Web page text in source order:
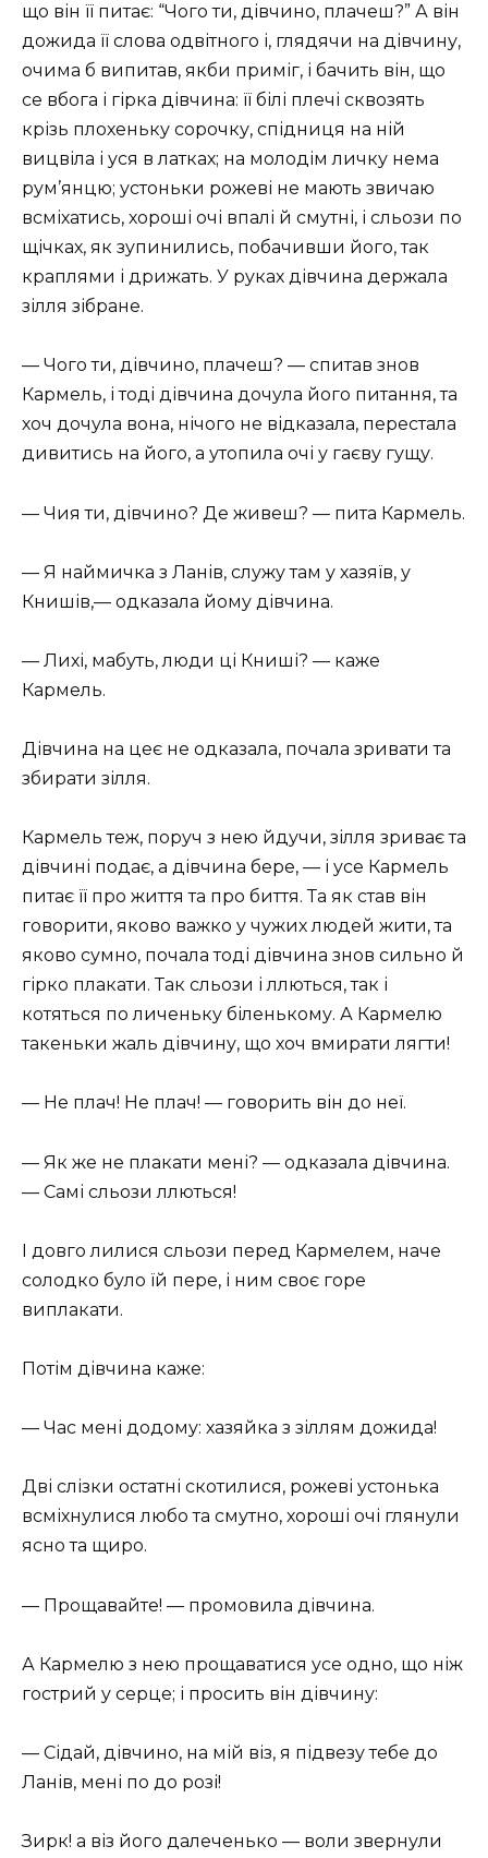
що він її питає: “Чого ти, дівчино, плачеш?” А він
дожида її слова одвітного і, глядячи на дівчину,
очима б випитав, якби приміг, і бачить він, що
се вбога і гірка дівчина: її білі плечі сквозять
крізь плохеньку сорочку, спідниця на ній
вицвіла і уся в латках; на молодім личку нема
рум’янцю; устоньки рожеві не мають звичаю
всміхатись, хороші очі впалі й смутні, і сльози по
щічках, як зупинились, побачивши його, так
краплями і дрижать. У руках дівчина держала
зілля зібране.
— Чого ти, дівчино, плачеш? — спитав знов
Кармель, і тоді дівчина дочула його питання, та
хоч дочула вона, нічого не відказала, перестала
дивитись на його, а утопила очі у гаєву гущу.
— Чия ти, дівчино? Де живеш? — пита Кармель.
— Я наймичка з Ланів, служу там у хазяїв, у
Книшів,— одказала йому дівчина.
— Лихі, мабуть, люди ці Книші? — каже
Кармель.
Дівчина на цеє не одказала, почала зривати та
збирати зілля.
Кармель теж, поруч з нею йдучи, зілля зриває та
дівчині подає, а дівчина бере, — і усе Кармель
питає її про життя та про биття. Та як став він
говорити, яково важко у чужих людей жити, та
яково сумно, почала тоді дівчина знов сильно й
гірко плакати. Так сльози і ллються, так і
котяться по личеньку біленькому. А Кармелю
такеньки жаль дівчину, що хоч вмирати лягти!
— Не плач! Не плач! — говорить він до неї.
— Як же не плакати мені? — одказала дівчина.
— Самі сльози ллються!
І довго лилися сльози перед Кармелем, наче
солодко було їй пере, і ним своє горе
виплакати.
Потім дівчина каже:
— Час мені додому: хазяйка з зіллям дожида!
Дві слізки остатні скотилися, рожеві устонька
всміхнулися любо та смутно, хороші очі глянули
ясно та щиро.
— Прощавайте! — промовила дівчина.
А Кармелю з нею прощаватися усе одно, що ніж
гострий у серце; і просить він дівчину:
— Сідай, дівчино, на мій віз, я підвезу тебе до
Ланів, мені по до розі!
Зирк! а віз його далеченько — воли звернули